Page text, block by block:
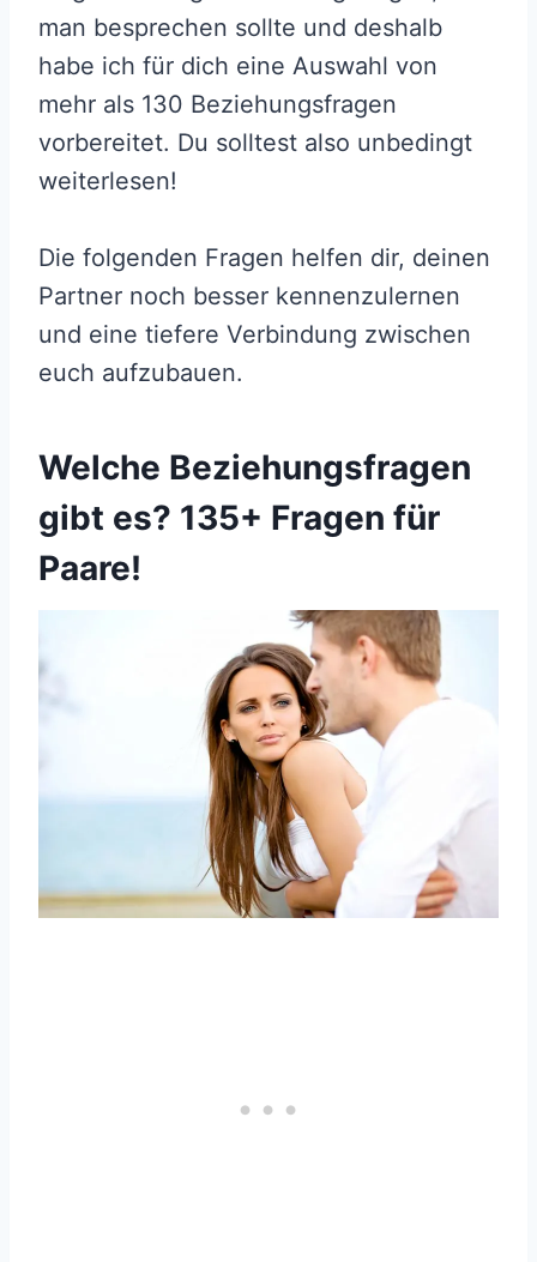
man besprechen sollte und deshalb
habe ich für dich eine Auswahl von
mehr als 130 Beziehungsfragen
vorbereitet. Du solltest also unbedingt
weiterlesen!
Die folgenden Fragen helfen dir, deinen
Partner noch besser kennenzulernen
und eine tiefere Verbindung zwischen
euch aufzubauen.
Welche Beziehungsfragen
gibt es? 135+ Fragen für
Paare!